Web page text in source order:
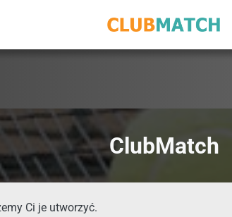
ClubMatch
Ci je utworzyć.